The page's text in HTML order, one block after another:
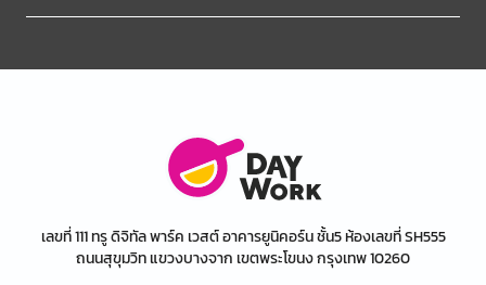
เลขที่ 111 ทรู ดิจิทัล พาร์ค เวสต์ อาคารยูนิคอร์น ชั้น5 ห้องเลขที่ SH555
ถนนสุขุมวิท แขวงบางจาก เขตพระโขนง กรุงเทพ 10260